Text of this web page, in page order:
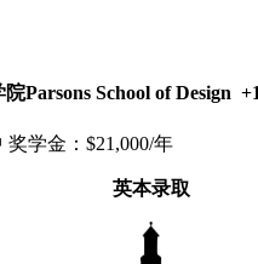
Parsons School of Design
学金：$21,000/年
英本录取